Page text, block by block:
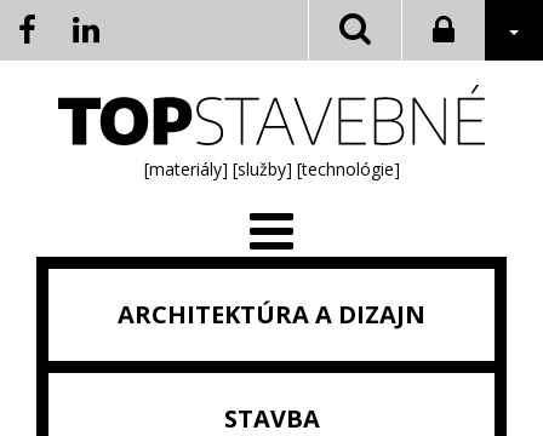
[materiály] [služby] [technológie]
ARCHITEKTÚRA A DIZAJN
STAVBA